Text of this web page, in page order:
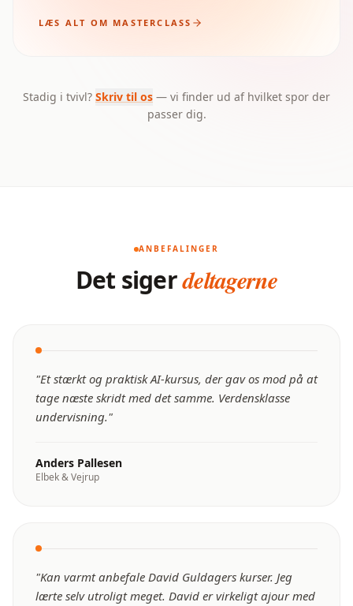
LÆS ALT OM MASTERCLASS
Stadig i tvivl? Skriv til os — vi finder ud af hvilket spor der
passer dig.
ANBEFALINGER
Det sigerdeltagerne
"Et stærkt og praktisk AI-kursus, der gav os mod på at
tage næste skridt med det samme. Verdensklasse
undervisning."
Anders Pallesen
Elbek & Vejrup
"Kan varmt anbefale David Guldagers kurser. Jeg
lærte selv utroligt meget. David er virkeligt ajour med